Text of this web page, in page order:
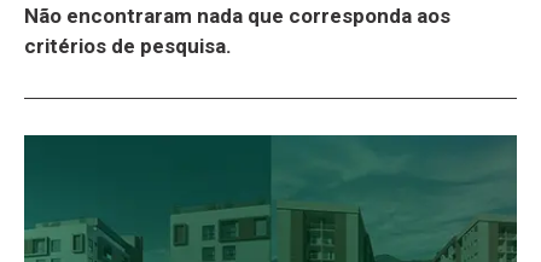
Não encontraram nada que corresponda aos
critérios de pesquisa.